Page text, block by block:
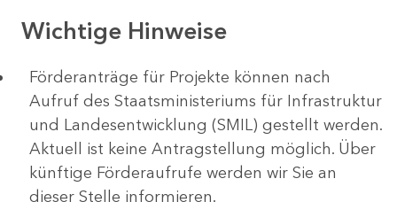
Wichtige Hinweise
Förderanträge für Projekte können nach
Aufruf des Staatsministeriums für Infrastruktur
und Landesentwicklung (SMIL) gestellt werden.
Aktuell ist keine Antragstellung möglich. Über
künftige Förderaufrufe werden wir Sie an
dieser Stelle informieren.